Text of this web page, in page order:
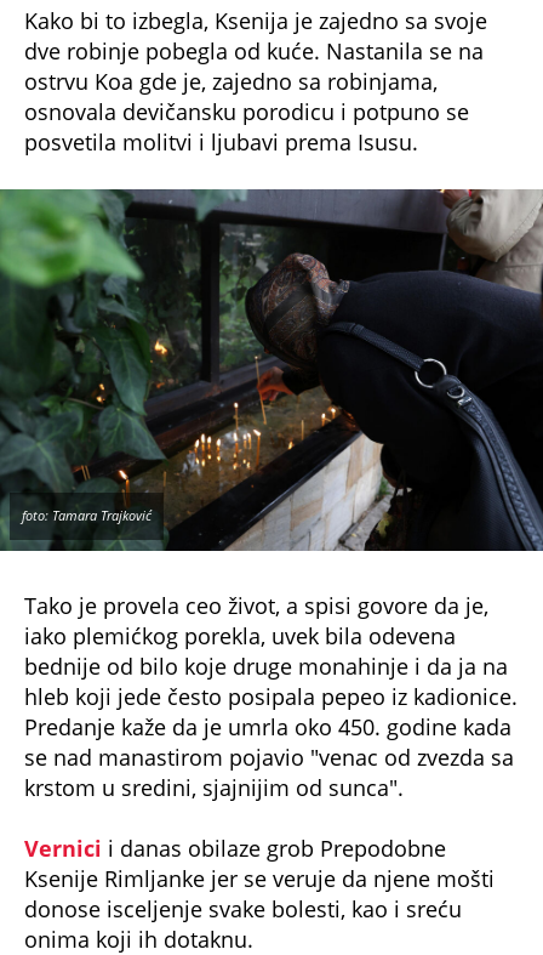
Kako bi to izbegla, Ksenija je zajedno sa svoje
dve robinje pobegla od kuće. Nastanila se na
ostrvu Koa gde je, zajedno sa robinjama,
osnovala devičansku porodicu i potpuno se
posvetila molitvi i ljubavi prema Isusu.
foto: Tamara Trajković
Tako je provela ceo život, a spisi govore da je,
iako plemićkog porekla, uvek bila odevena
bednije od bilo koje druge monahinje i da ja na
hleb koji jede često posipala pepeo iz kadionice.
Predanje kaže da je umrla oko 450. godine kada
se nad manastirom pojavio "venac od zvezda sa
krstom u sredini, sjajnijim od sunca".
Vernici i danas obilaze grob Prepodobne
Ksenije Rimljanke jer se veruje da njene mošti
donose isceljenje svake bolesti, kao i sreću
onima koji ih dotaknu.